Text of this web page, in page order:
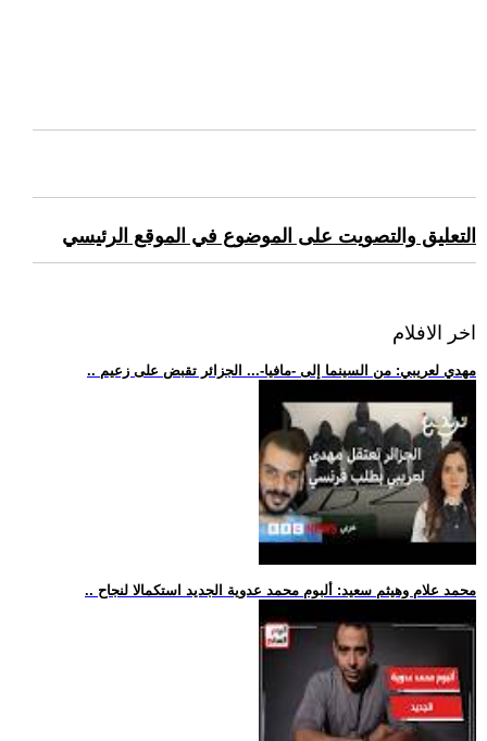
التعليق والتصويت على الموضوع في الموقع الرئيسي
اخر الافلام
.. مهدي لعريبي: من السينما إلى -مافيا-... الجزائر تقبض على زعيم
.. محمد علام وهيثم سعيد: ألبوم محمد عدوية الجديد استكمالا لنجاح